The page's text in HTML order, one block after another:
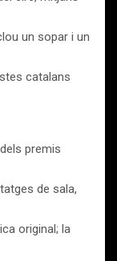
un sopar i un
catalans
premis
de sala,
original; la